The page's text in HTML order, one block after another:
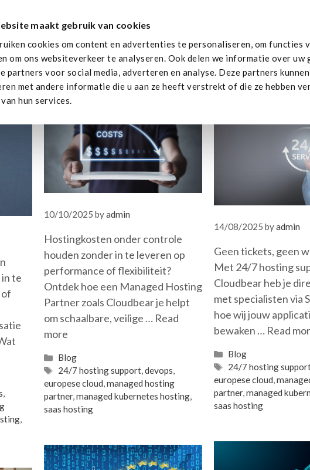
maakt gebruik van cookies
cookies om content en advertenties te personaliseren, om functies
om ons websiteverkeer te analyseren. Ook delen we informatie over uw
partners voor social media, adverteren en analyse. Deze partners
met andere informatie die u aan ze heeft verstrekt of die ze hebben
hun services.
Aanbod Managed Hosting Partner
te
,
,
10/10/2025 byadmin
Hostingkosten onder controle
houden zonder in te leveren op
performance of flexibiliteit?
Ontdek hoe een Managed Hosting
Partner zoals Cloudbear je helpt
om schaalbare, veilige … Read
more
Categories
Blog
Tags
24/7 hosting support,devops,
europese cloud,managed hosting
partner,managed kubernetes hosting,
saas hosting
14/08/2025 byadmin
Geen tickets, geen
Met 24/7 hosting
Cloudbear heb je
met specialisten via
hoe wij jouw
bewaken … Read
Categories
Blog
Tags
24/7 hosting
europese cloud,
partner,managed
saas hosting